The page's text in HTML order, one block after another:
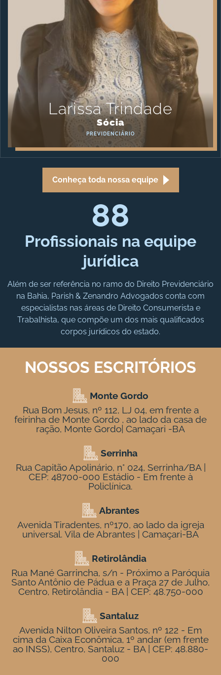
Larissa Trindade
Sócia
PREVIDENCIÁRIO
Conheça toda nossa equipe
88
Profissionais na equipe
jurídica
Além de ser referência no ramo do Direito Previdenciário
na Bahia, Parish & Zenandro Advogados conta com
especialistas nas áreas de Direito Consumerista e
Trabalhista, que compõe um dos mais qualificados
corpos jurídicos do estado.
NOSSOS ESCRITÓRIOS
Monte Gordo
Rua Bom Jesus, nº 112, LJ 04, em frente a
feirinha de Monte Gordo , ao lado da casa de
ração, Monte Gordo| Camaçari -BA
Serrinha
Rua Capitão Apolinário, n° 024, Serrinha/BA |
CEP: 48700-000 Estádio - Em frente à
Policlínica.
Abrantes
Avenida Tiradentes, nº170, ao lado da igreja
universal. Vila de Abrantes | Camaçari-BA
Retirolândia
Rua Mané Garrincha, s/n - Próximo a Paróquia
Santo Antônio de Pádua e a Praça 27 de Julho,
Centro, Retirolândia - BA | CEP: 48.750-000
Santaluz
Avenida Nilton Oliveira Santos, nº 122 - Em
cima da Caixa Econômica, 1º andar (em frente
ao INSS), Centro, Santaluz - BA | CEP: 48.880-
000